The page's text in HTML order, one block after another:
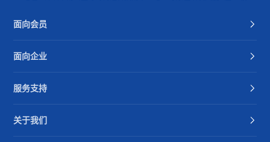
面向会员
面向企业
服务支持
关于我们